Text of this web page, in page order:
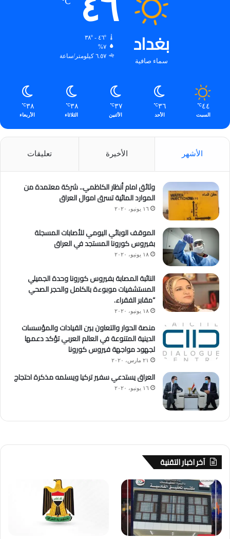
بغداد
سماء صافية
٤٦
٤٦º - ٣٨º
٧%
٦.٥٧ كيلومتر/ساعة
٤٤℃
السبت
٣٦℃
الأحد
٣٧℃
الأثنين
٣٨℃
الثلاثاء
٣٨℃
الأربعاء
الأشهر الأخيرة تعليقات
وثائق امام أنظار الكاظمي.. شركة معتمدة من
الموارد المائية تسرق اموال العراق
١٦ يونيو، ٢٠٢٠
الموقف الوبائي اليومي للأصابات المسجلة
بفيروس كورونا المستجد في العراق
١٨ يونيو، ٢٠٢٠
النائبة المصابة بفيروس كورونا وحدة الجميلي
المستشفيات موبوءة بالكامل والحجر الصحي
“مقابر الفقراء.
١٨ يونيو، ٢٠٢٠
منصة الحوار والتعاون بين القيادات والمؤسسات
الدينية المتنوعة في العالم العربي تؤكد دعمها
لجهود مواجهة فيروس كورونا
٢١ مارس، ٢٠٢٠
العراق يستدعي سفير تركيا ويسلمه مذكرة احتجاج
١٦ يونيو، ٢٠٢٠
آخر اخبار التقنية